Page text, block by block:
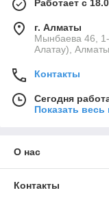
Работает с
г. Алматы
Мынбаева 46, 1-
Алатау),
Контакты
Сегодня
Показать
О нас
Контакты